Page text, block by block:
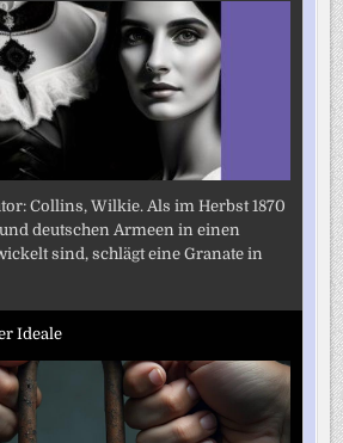
Collins, Wilkie. Als im Herbst 1870
deutschen Armeen in einen
sind, schlägt eine Granate in
Ideale